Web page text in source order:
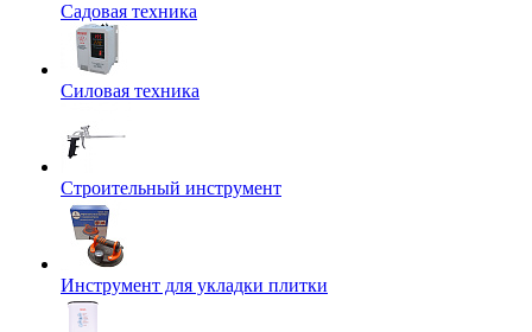
Садовая техника
Силовая техника
Строительный инструмент
Инструмент для укладки плитки